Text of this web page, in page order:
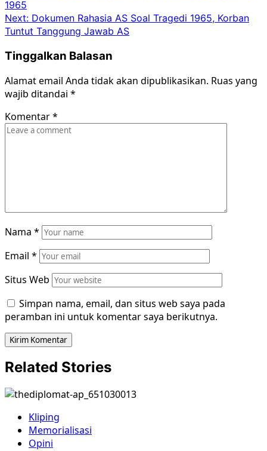
navigation
1965
Next: Dokumen Rahasia AS Soal Tragedi 1965, Korban
Tuntut Tanggung Jawab AS
Tinggalkan Balasan
Alamat email Anda tidak akan dipublikasikan. Ruas yang
wajib ditandai *
Komentar*
Nama *
Email *
Situs Web
Simpan nama, email, dan situs web saya pada
peramban ini untuk komentar saya berikutnya.
Related Stories
Kliping
Memorialisasi
Opini